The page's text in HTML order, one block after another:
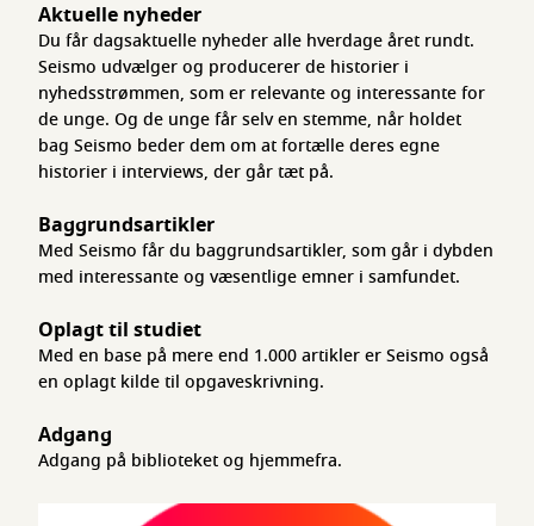
Aktuelle nyheder
Du får dagsaktuelle nyheder alle hverdage året rundt.
Seismo udvælger og producerer de historier i
nyhedsstrømmen, som er relevante og interessante for
de unge. Og de unge får selv en stemme, når holdet
bag Seismo beder dem om at fortælle deres egne
historier i interviews, der går tæt på.
Baggrundsartikler
Med Seismo får du baggrundsartikler, som går i dybden
med interessante og væsentlige emner i samfundet.
Oplagt til studiet
Med en base på mere end 1.000 artikler er Seismo også
en oplagt kilde til opgaveskrivning.
Adgang
Adgang på biblioteket og hjemmefra.